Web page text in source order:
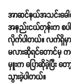
အာဆင်နယ်အသင်းခေါ
အနည်းငယ်တုန်းက စပါ
လိုက်ပါတယ်။ လက်ရှိမှာ
မလားဆိုရင်တောင်မှ
မှူးက ပြောဆိုခဲ့ပြီး
သွားခဲ့ပါတယ်။